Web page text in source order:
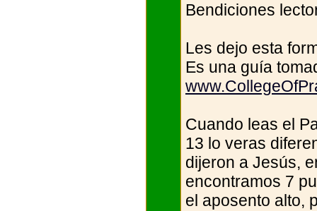
Bendiciones
Les dejo esta
Es una guía
Cuando leas el
13 lo veras
dijeron a Jesús,
encontramos 7
el aposento alto,